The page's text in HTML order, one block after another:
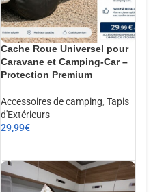
Cache Roue Universel pour
Caravane et Camping-Car –
Protection Premium
Accessoires de camping, Tapis
d'Extérieurs
29,99€